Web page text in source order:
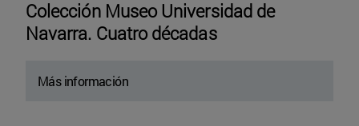
Colección Museo Universidad de
Navarra. Cuatro décadas
Más información